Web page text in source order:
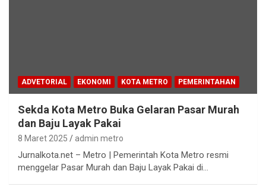
ADVETORIAL EKONOMI KOTA METRO PEMERINTAHAN
Sekda Kota Metro Buka Gelaran Pasar Murah
dan Baju Layak Pakai
8 Maret 2025 admin metro
Jurnalkota.net – Metro | Pemerintah Kota Metro resmi
menggelar Pasar Murah dan Baju Layak Pakai di…